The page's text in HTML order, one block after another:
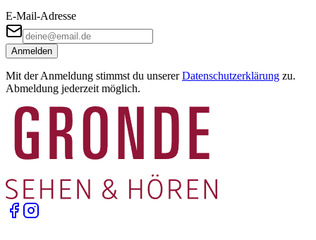
E-Mail-Adresse
Anmelden
Mit der Anmeldung stimmst du unserer Datenschutzerklärung zu.
Abmeldung jederzeit möglich.